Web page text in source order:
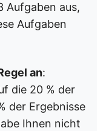
Aufgaben aus,
Aufgaben
an:
die 20 % der
der Ergebnisse
Ihnen nicht